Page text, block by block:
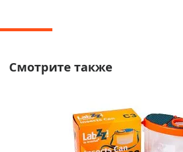
Смотрите также